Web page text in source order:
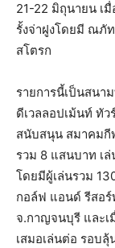
21-22 มิถุนายน เ
รั้งจ่าฝูงโดยมี ณภั
สโตรก
รายการนี้เป็นสนา
ดีเวลลอปเม้นท์ ทั
สนับสนุน สมาคมกี
รวม 8 แสนบาท เ
โดยมีผู้เล่นรวม
กอล์ฟ แอนด์ รีสอร์
จ.กาญจนบุรี และเ
เสมอเล่นต่อ รอบลุ้